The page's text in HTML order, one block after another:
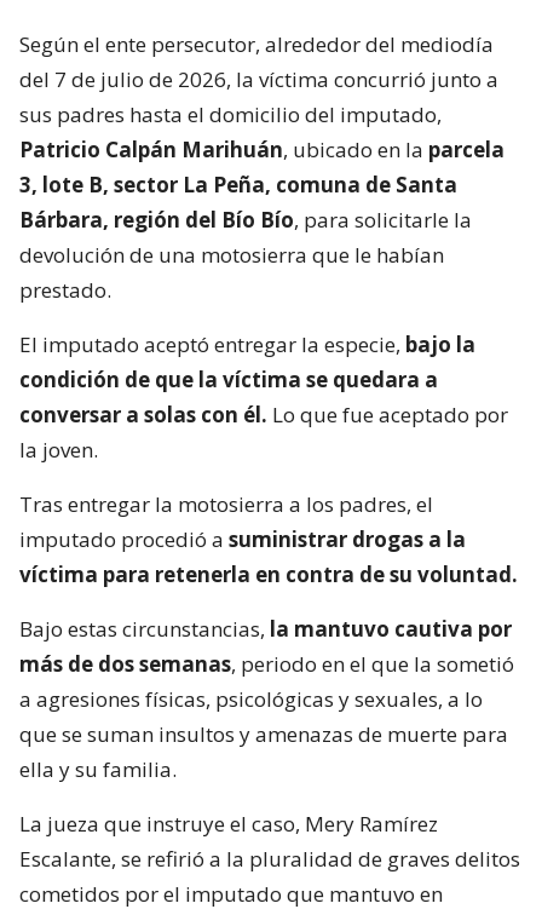
Según el ente persecutor, alrededor del mediodía
del 7 de julio de 2026, la víctima concurrió junto a
sus padres hasta el domicilio del imputado,
Patricio Calpán Marihuán, ubicado en la parcela
3, lote B, sector La Peña, comuna de Santa
Bárbara, región del Bío Bío, para solicitarle la
devolución de una motosierra que le habían
prestado.
El imputado aceptó entregar la especie, bajo la
condición de que la víctima se quedara a
conversar a solas con él. Lo que fue aceptado por
la joven.
Tras entregar la motosierra a los padres, el
imputado procedió a suministrar drogas a la
víctima para retenerla en contra de su voluntad.
Bajo estas circunstancias, la mantuvo cautiva por
más de dos semanas, periodo en el que la sometió
a agresiones físicas, psicológicas y sexuales, a lo
que se suman insultos y amenazas de muerte para
ella y su familia.
La jueza que instruye el caso, Mery Ramírez
Escalante, se refirió a la pluralidad de graves delitos
cometidos por el imputado que mantuvo en